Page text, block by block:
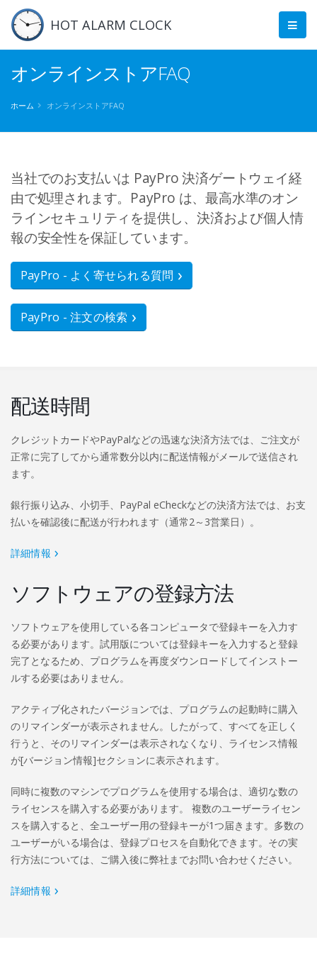
HOT ALARM CLOCK
オンラインストアFAQ
ホーム オンラインストアFAQ
当社でのお支払いは PayPro 決済ゲートウェイ経
由で処理されます。PayPro は、最高水準のオン
ラインセキュリティを提供し、決済および個人情
報の安全性を保証しています。
PayPro - よく寄せられる質問
PayPro - 注文の検索
配送時間
クレジットカードやPayPalなどの迅速な決済方法では、ご注文が
正常に完了してから通常数分以内に配送情報がメールで送信され
ます。
銀行振り込み、小切手、PayPal eCheckなどの決済方法では、お支
払いを確認後に配送が行われます（通常2～3営業日）。
詳細情報
ソフトウェアの登録方法
ソフトウェアを使用している各コンピュータで登録キーを入力す
る必要があります。試用版については登録キーを入力すると登録
完了となるため、プログラムを再度ダウンロードしてインストー
ルする必要はありません。
アクティブ化されたバージョンでは、プログラムの起動時に購入
のリマインダーが表示されません。したがって、すべてを正しく
行うと、そのリマインダーは表示されなくなり、ライセンス情報
が[バージョン情報]セクションに表示されます。
同時に複数のマシンでプログラムを使用する場合は、適切な数の
ライセンスを購入する必要があります。 複数のユーザーライセン
スを購入すると、全ユーザー用の登録キーが1つ届きます。多数の
ユーザーがいる場合は、登録プロセスを自動化できます。その実
行方法については、ご購入後に弊社までお問い合わせください。
詳細情報